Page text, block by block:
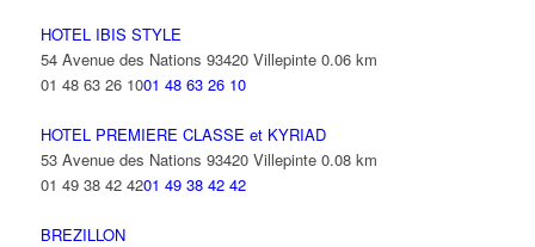
HOTEL IBIS STYLE
54 Avenue des Nations 93420 Villepinte 0.06 km
01 48 63 26 1001 48 63 26 10
HOTEL PREMIERE CLASSE et KYRIAD
53 Avenue des Nations 93420 Villepinte 0.08 km
01 49 38 42 4201 49 38 42 42
BREZILLON